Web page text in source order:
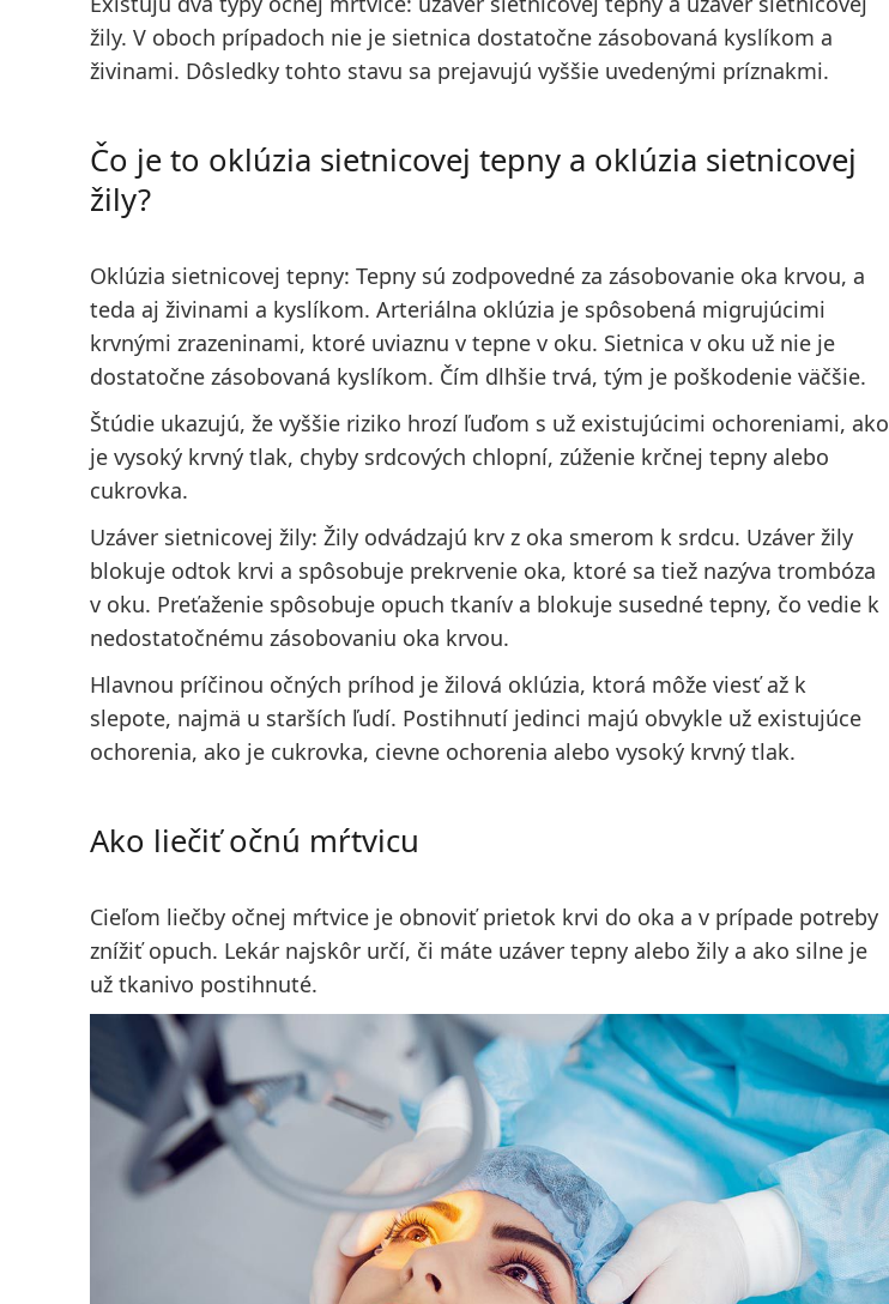
žily. V oboch prípadoch nie je sietnica dostatočne zásobovaná kyslíkom a
živinami. Dôsledky tohto stavu sa prejavujú vyššie uvedenými príznakmi.
Čo je to oklúzia sietnicovej tepny a oklúzia sietnicovej
žily?
Oklúzia sietnicovej tepny: Tepny sú zodpovedné za zásobovanie oka krvou, a
teda aj živinami a kyslíkom. Arteriálna oklúzia je spôsobená migrujúcimi
krvnými zrazeninami, ktoré uviaznu v tepne v oku. Sietnica v oku už nie je
dostatočne zásobovaná kyslíkom. Čím dlhšie trvá, tým je poškodenie väčšie.
Štúdie ukazujú, že vyššie riziko hrozí ľuďom s už existujúcimi ochoreniami, ako
je vysoký krvný tlak, chyby srdcových chlopní, zúženie krčnej tepny alebo
cukrovka.
Uzáver sietnicovej žily: Žily odvádzajú krv z oka smerom k srdcu. Uzáver žily
blokuje odtok krvi a spôsobuje prekrvenie oka, ktoré sa tiež nazýva trombóza
v oku. Preťaženie spôsobuje opuch tkanív a blokuje susedné tepny, čo vedie k
nedostatočnému zásobovaniu oka krvou.
Hlavnou príčinou očných príhod je žilová oklúzia, ktorá môže viesť až k
slepote, najmä u starších ľudí. Postihnutí jedinci majú obvykle už existujúce
ochorenia, ako je cukrovka, cievne ochorenia alebo vysoký krvný tlak.
Ako liečiť očnú mŕtvicu
Cieľom liečby očnej mŕtvice je obnoviť prietok krvi do oka a v prípade potreby
znížiť opuch. Lekár najskôr určí, či máte uzáver tepny alebo žily a ako silne je
už tkanivo postihnuté.